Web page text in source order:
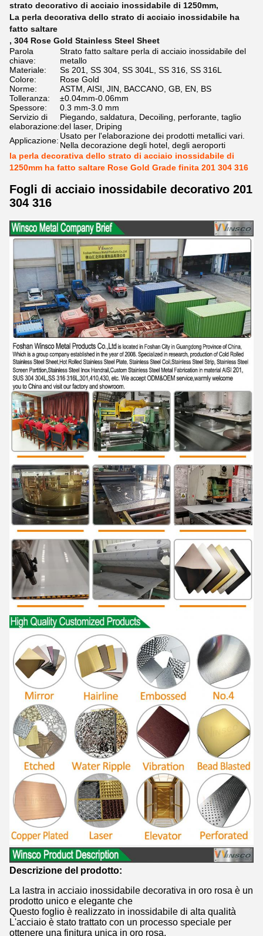
strato decorativo di acciaio inossidabile di 1250mm,
La perla decorativa dello strato di acciaio inossidabile ha
fatto saltare
, 304 Rose Gold Stainless Steel Sheet
Parola
chiave:
Strato fatto saltare perla di acciaio inossidabile del
metallo
Materiale:
Ss 201, SS 304, SS 304L, SS 316, SS 316L
Colore:
Rose Gold
Norme:
ASTM, AISI, JIN, BACCANO, GB, EN, BS
Tolleranza:
±0.04mm-0.06mm
Spessore:
0.3 mm-3.0 mm
Servizio di
elaborazione:
Piegando, saldatura, Decoiling, perforante, taglio
del laser, Driping
Applicazione: Usato per l'elaborazione dei prodotti metallici vari.
Nella decorazione degli hotel, degli aeroporti
la perla decorativa dello strato di acciaio inossidabile di
1250mm ha fatto saltare Rose Gold Grade finita 201 304 316
Fogli di acciaio inossidabile decorativo 201
304 316
Descrizione del prodotto:
La lastra in acciaio inossidabile decorativa in oro rosa è un
prodotto unico e elegante che
Questo foglio è realizzato in inossidabile di alta qualità
L'acciaio è stato trattato con un processo speciale per
ottenere una finitura unica in oro rosa.